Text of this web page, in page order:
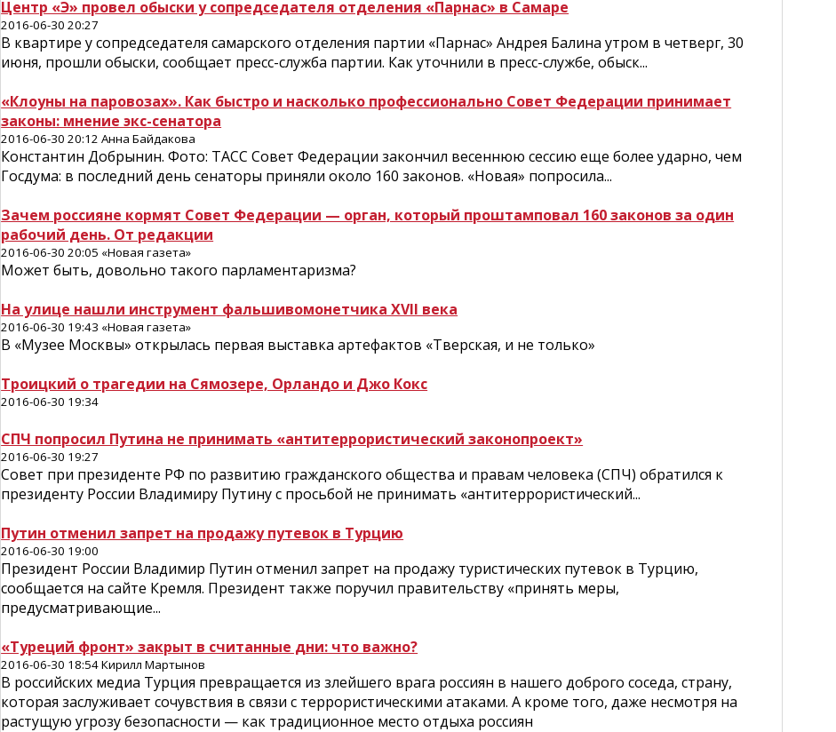
Центр «Э» провел обыски у сопредседателя отделения «Парнас» в Самаре
2016-06-30 20:27
В квартире у сопредседателя самарского отделения партии «Парнас» Андрея Балина утром в четверг, 30
июня, прошли обыски, сообщает пресс-служба партии. Как уточнили в пресс-службе, обыск...
«Клоуны на паровозах». Как быстро и насколько профессионально Совет Федерации принимает
законы: мнение экс-сенатора
2016-06-30 20:12 Анна Байдакова
Константин Добрынин. Фото: ТАСС Совет Федерации закончил весеннюю сессию еще более ударно, чем
Госдума: в последний день сенаторы приняли около 160 законов. «Новая» попросила...
Зачем россияне кормят Совет Федерации — орган, который проштамповал 160 законов за один
рабочий день. От редакции
2016-06-30 20:05 «Новая газета»
Может быть, довольно такого парламентаризма?
На улице нашли инструмент фальшивомонетчика XVII века
2016-06-30 19:43 «Новая газета»
В «Музее Москвы» открылась первая выставка артефактов «Тверская, и не только»
Троицкий о трагедии на Сямозере, Орландо и Джо Кокс
2016-06-30 19:34
СПЧ попросил Путина не принимать «антитеррористический законопроект»
2016-06-30 19:27
Совет при президенте РФ по развитию гражданского общества и правам человека (СПЧ) обратился к
президенту России Владимиру Путину с просьбой не принимать «антитеррористический...
Путин отменил запрет на продажу путевок в Турцию
2016-06-30 19:00
Президент России Владимир Путин отменил запрет на продажу туристических путевок в Турцию,
сообщается на сайте Кремля. Президент также поручил правительству «принять меры,
предусматривающие...
«Туреций фронт» закрыт в считанные дни: что важно?
2016-06-30 18:54 Кирилл Мартынов
В российских медиа Турция превращается из злейшего врага россиян в нашего доброго соседа, страну,
которая заслуживает сочувствия в связи с террористическими атаками. А кроме того, даже несмотря на
растущую угрозу безопасности — как традиционное место отдыха россиян